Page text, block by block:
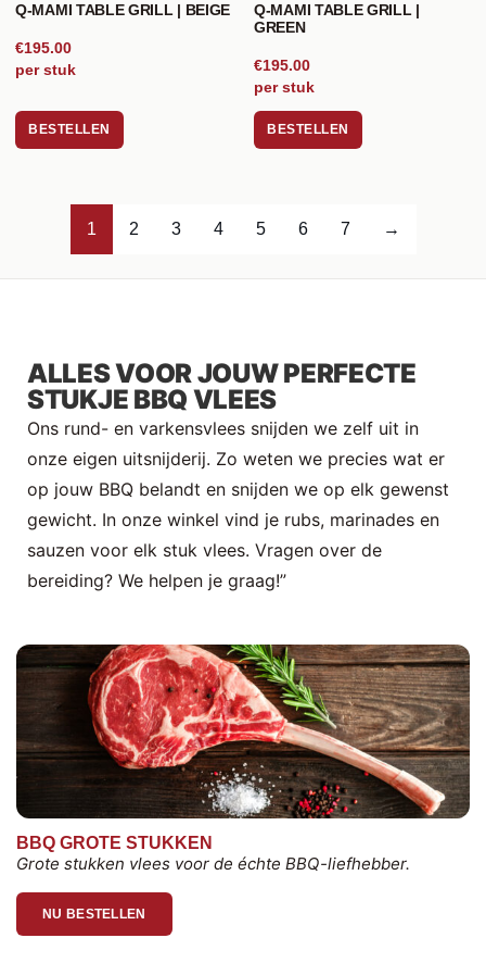
Q-MAMI TABLE GRILL | BEIGE
€195.00
per stuk
BESTELLEN
Q-MAMI TABLE GRILL |
GREEN
€195.00
per stuk
BESTELLEN
1 2 3 4 5 6 7 →
ALLES VOOR JOUW PERFECTE
STUKJE BBQ VLEES
Ons rund- en varkensvlees snijden we zelf uit in
onze eigen uitsnijderij. Zo weten we precies wat er
op jouw BBQ belandt en snijden we op elk gewenst
gewicht. In onze winkel vind je rubs, marinades en
sauzen voor elk stuk vlees. Vragen over de
bereiding? We helpen je graag!”
BBQ GROTE STUKKEN
Grote stukken vlees voor de échte BBQ-liefhebber.
NU BESTELLEN